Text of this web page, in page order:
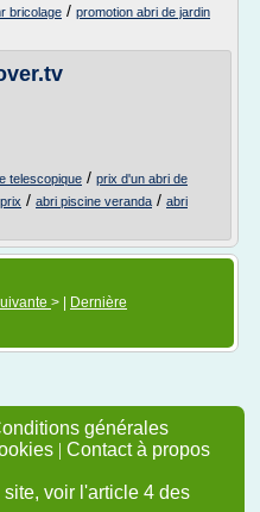
bricolage / promotion abri de jardin
telescopique / prix d'un abri de
/ abri piscine veranda / abri
> |
Dernière
générales
| Contact à propos
voir l'article 4 des